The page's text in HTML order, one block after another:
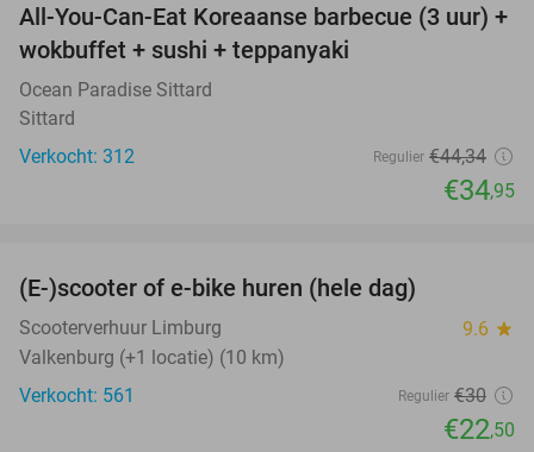
21%
All-You-Can-Eat Koreaanse barbecue (3 uur) +
wokbuffet + sushi + teppanyaki
Ocean Paradise Sittard
Sittard
Verkocht: 312
Regulier €44,34
€34,95
(E-)scooter of e-bike huren (hele dag)
Scooterverhuur Limburg 9.6 star
Valkenburg (+1 locatie) (10 km)
Verkocht: 561
Regulier €30
€22,50